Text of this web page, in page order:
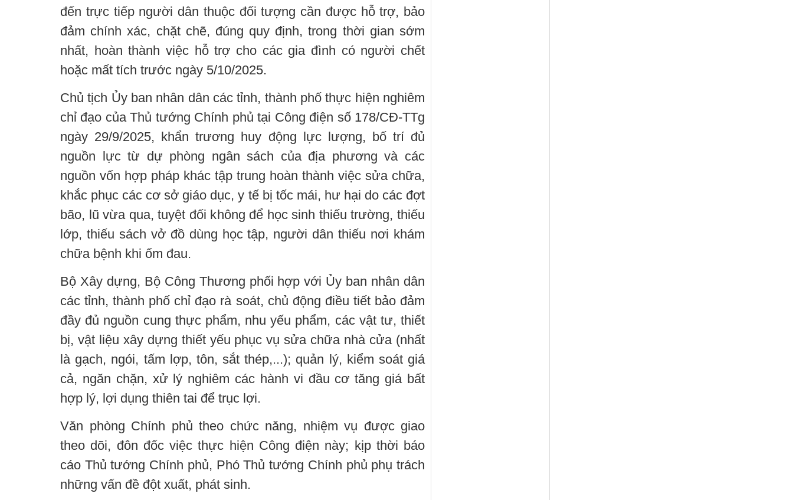
đến trực tiếp người dân thuộc đối tượng cần được hỗ trợ, bảo
đảm chính xác, chặt chẽ, đúng quy định, trong thời gian sớm
nhất, hoàn thành việc hỗ trợ cho các gia đình có người chết
hoặc mất tích trước ngày 5/10/2025.
Chủ tịch Ủy ban nhân dân các tỉnh, thành phố thực hiện nghiêm
chỉ đạo của Thủ tướng Chính phủ tại Công điện số 178/CĐ-TTg
ngày 29/9/2025, khẩn trương huy động lực lượng, bố trí đủ
nguồn lực từ dự phòng ngân sách của địa phương và các
nguồn vốn hợp pháp khác tập trung hoàn thành việc sửa chữa,
khắc phục các cơ sở giáo dục, y tế bị tốc mái, hư hại do các đợt
bão, lũ vừa qua, tuyệt đối không để học sinh thiếu trường, thiếu
lớp, thiếu sách vở đồ dùng học tập, người dân thiếu nơi khám
chữa bệnh khi ốm đau.
Bộ Xây dựng, Bộ Công Thương phối hợp với Ủy ban nhân dân
các tỉnh, thành phố chỉ đạo rà soát, chủ động điều tiết bảo đảm
đầy đủ nguồn cung thực phẩm, nhu yếu phẩm, các vật tư, thiết
bị, vật liệu xây dựng thiết yếu phục vụ sửa chữa nhà cửa (nhất
là gạch, ngói, tấm lợp, tôn, sắt thép,...); quản lý, kiểm soát giá
cả, ngăn chặn, xử lý nghiêm các hành vi đầu cơ tăng giá bất
hợp lý, lợi dụng thiên tai để trục lợi.
Văn phòng Chính phủ theo chức năng, nhiệm vụ được giao
theo dõi, đôn đốc việc thực hiện Công điện này; kịp thời báo
cáo Thủ tướng Chính phủ, Phó Thủ tướng Chính phủ phụ trách
những vấn đề đột xuất, phát sinh.